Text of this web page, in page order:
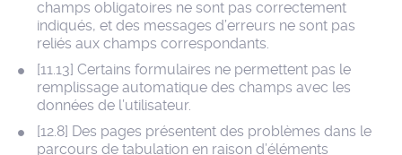
champs obligatoires ne sont pas correctement
indiqués, et des messages d’erreurs ne sont pas
reliés aux champs correspondants.
[11.13] Certains formulaires ne permettent pas le
remplissage automatique des champs avec les
données de l’utilisateur.
[12.8] Des pages présentent des problèmes dans le
parcours de tabulation en raison d’éléments